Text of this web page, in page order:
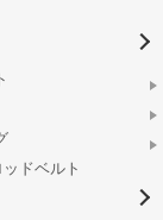
ドベルト